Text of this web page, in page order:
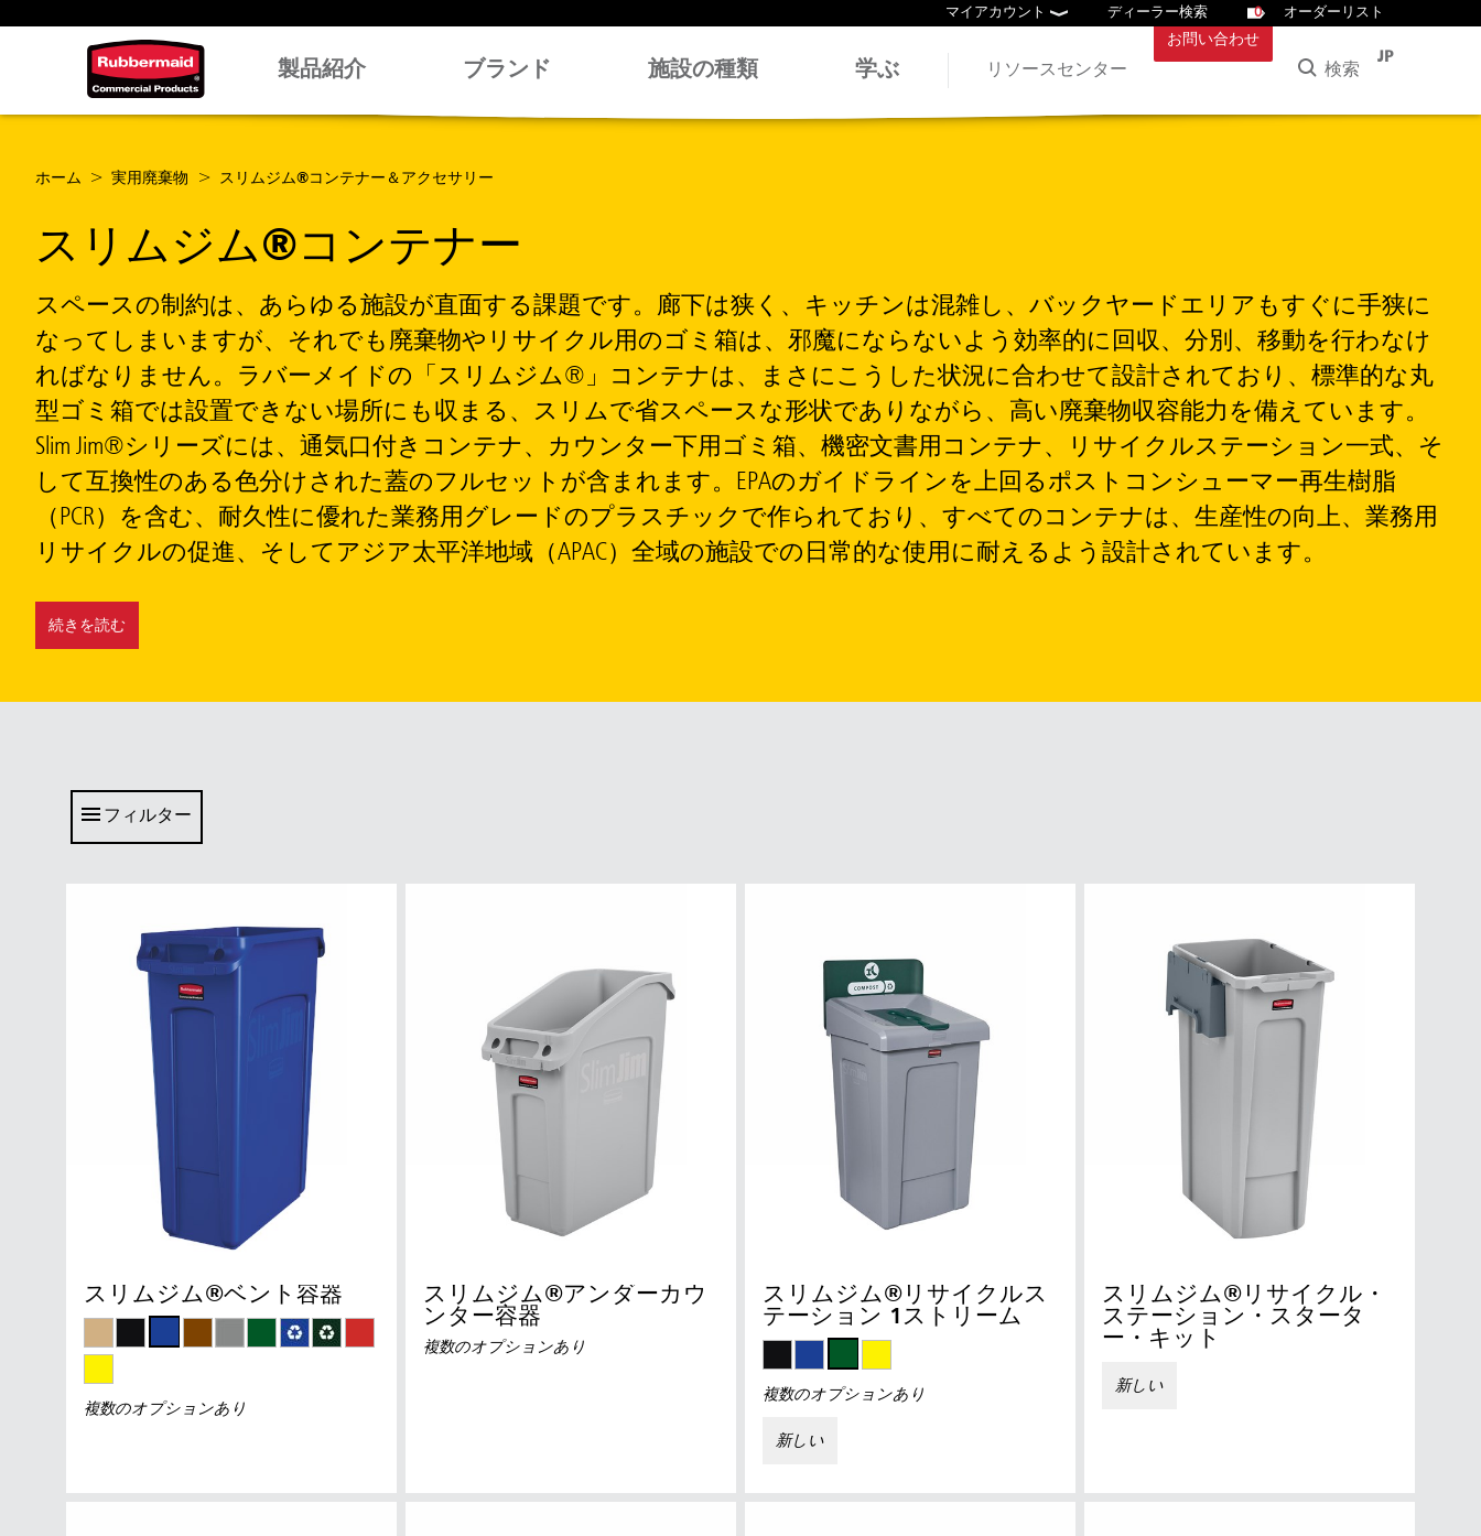
マイアカウント ディーラー検索 0 オーダーリスト
製品紹介 ブランド 施設の種類 学ぶ リソースセンター
お問い合わせ
検索
JP
ホーム 実用廃棄物 スリムジム®コンテナー＆アクセサリー
スリムジム®コンテナー
スペースの制約は、あらゆる施設が直面する課題です。廊下は狭く、キッチンは混雑し、バックヤードエリアもすぐに手狭に
なってしまいますが、それでも廃棄物やリサイクル用のゴミ箱は、邪魔にならないよう効率的に回収、分別、移動を行わなけ
ればなりません。ラバーメイドの「スリムジム®」コンテナは、まさにこうした状況に合わせて設計されており、標準的な丸
型ゴミ箱では設置できない場所にも収まる、スリムで省スペースな形状でありながら、高い廃棄物収容能力を備えています。
Slim Jim®シリーズには、通気口付きコンテナ、カウンター下用ゴミ箱、機密文書用コンテナ、リサイクルステーション一式、そ
して互換性のある色分けされた蓋のフルセットが含まれます。EPAのガイドラインを上回るポストコンシューマー再生樹脂
（PCR）を含む、耐久性に優れた業務用グレードのプラスチックで作られており、すべてのコンテナは、生産性の向上、業務用
リサイクルの促進、そしてアジア太平洋地域（APAC）全域の施設での日常的な使用に耐えるよう設計されています。
続きを読む
フィルター
スリムジム®ベント容器
複数のオプションあり
スリムジム®アンダーカウ
ンター容器
複数のオプションあり
スリムジム®リサイクルス
テーション 1ストリーム
複数のオプションあり
新しい
スリムジム®リサイクル・
ステーション・スタータ
ー・キット
新しい